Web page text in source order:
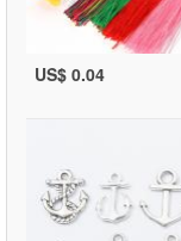
US$ 0.04